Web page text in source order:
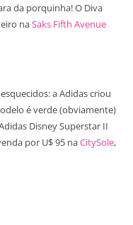
da porquinha! O Diva
naSaks Fifth Avenue
a Adidas criou
é verde (obviamente)
Disney Superstar II
por U$ 95 naCitySole,